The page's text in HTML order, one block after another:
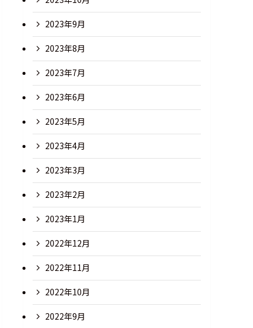
2023年9月
2023年8月
2023年7月
2023年6月
2023年5月
2023年4月
2023年3月
2023年2月
2023年1月
2022年12月
2022年11月
2022年10月
2022年9月